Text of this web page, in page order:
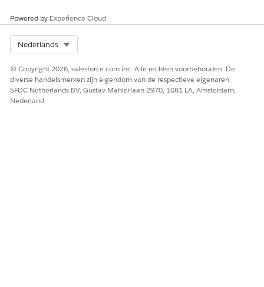
Powered by Experience Cloud
Nederlands
© Copyright 2026, salesforce.com inc. Alle rechten voorbehouden. De
diverse handelsmerken zijn eigendom van de respectieve eigenaren.
SFDC Netherlands BV, Gustav Mahlerlaan 2970, 1081 LA, Amsterdam,
Nederland